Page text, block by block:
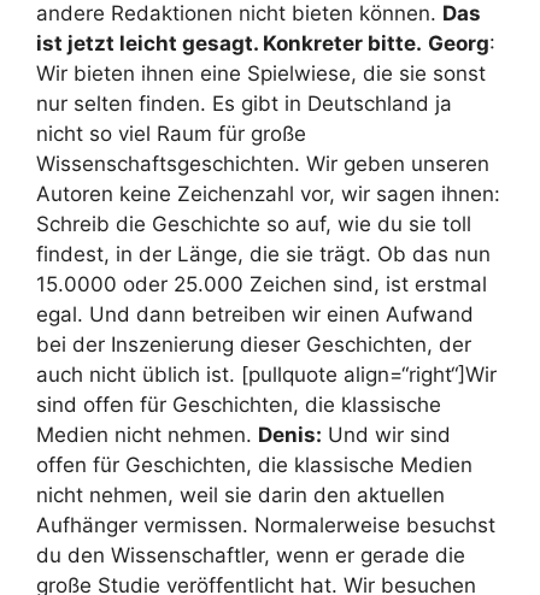
andere Redaktionen nicht bieten können. Das
ist jetzt leicht gesagt. Konkreter bitte. Georg:
Wir bieten ihnen eine Spielwiese, die sie sonst
nur selten finden. Es gibt in Deutschland ja
nicht so viel Raum für große
Wissenschaftsgeschichten. Wir geben unseren
Autoren keine Zeichenzahl vor, wir sagen ihnen:
Schreib die Geschichte so auf, wie du sie toll
findest, in der Länge, die sie trägt. Ob das nun
15.0000 oder 25.000 Zeichen sind, ist erstmal
egal. Und dann betreiben wir einen Aufwand
bei der Inszenierung dieser Geschichten, der
auch nicht üblich ist. [pullquote align=“right“]Wir
sind offen für Geschichten, die klassische
Medien nicht nehmen. Denis: Und wir sind
offen für Geschichten, die klassische Medien
nicht nehmen, weil sie darin den aktuellen
Aufhänger vermissen. Normalerweise besuchst
du den Wissenschaftler, wenn er gerade die
große Studie veröffentlicht hat. Wir besuchen